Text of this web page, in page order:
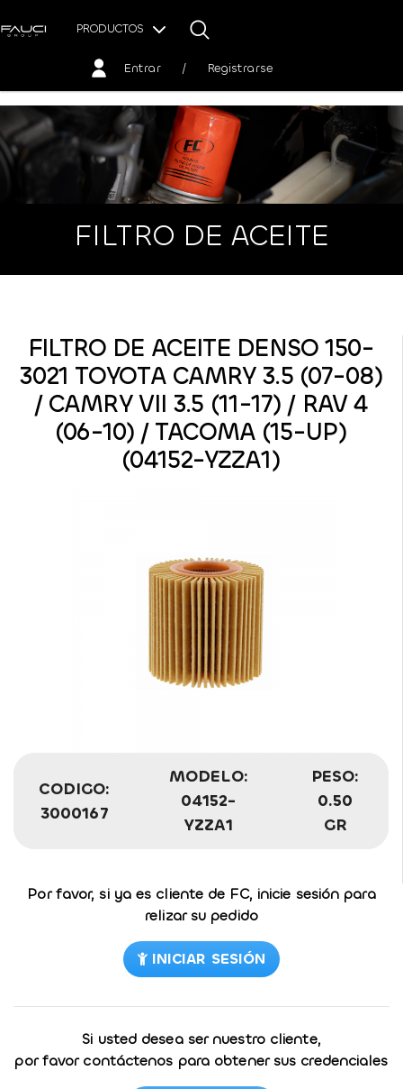
PRODUCTOS
Entrar / Registrarse
FILTRO DE ACEITE
FILTRO DE ACEITE DENSO 150-
3021 TOYOTA CAMRY 3.5 (07-08)
/ CAMRY VII 3.5 (11-17) / RAV 4
(06-10) / TACOMA (15-UP)
(04152-YZZA1)
CODIGO:
3000167
MODELO:
04152-
YZZA1
PESO:
0.50
GR
Por favor, si ya es cliente de FC, inicie sesión para
relizar su pedido
INICIAR SESIÓN
Si usted desea ser nuestro cliente,
por favor contáctenos para obtener sus credenciales